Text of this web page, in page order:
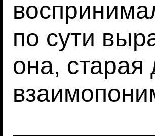
по сути
она,